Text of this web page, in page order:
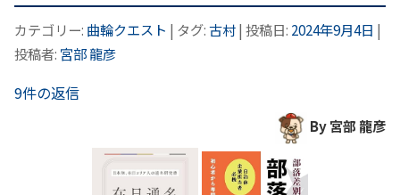
カテゴリー: 曲輪クエスト | タグ:古村| 投稿日: 2024年9月4日 |
投稿者: 宮部 龍彦
9件の返信
By 宮部 龍彦